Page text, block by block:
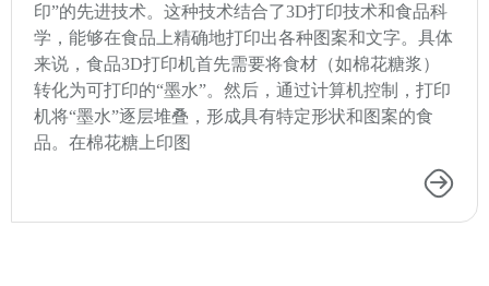
印”的先进技术。这种技术结合了3D打印技术和食品科
学，能够在食品上精确地打印出各种图案和文字。具体
来说，食品3D打印机首先需要将食材（如棉花糖浆）
转化为可打印的“墨水”。然后，通过计算机控制，打印
机将“墨水”逐层堆叠，形成具有特定形状和图案的食
品。在棉花糖上印图